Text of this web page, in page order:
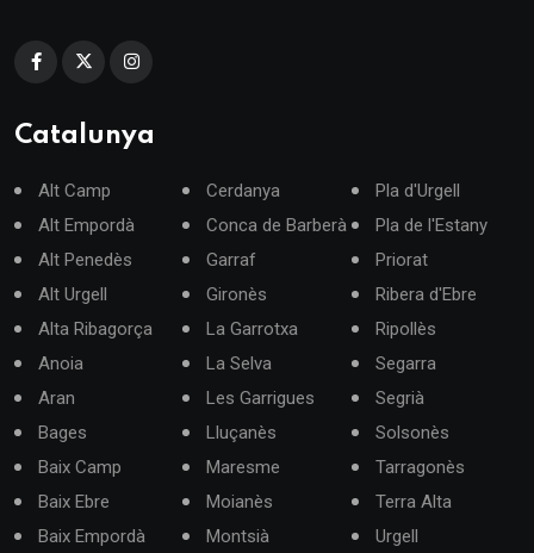
Catalunya
Alt Camp
Alt Empordà
Alt Penedès
Alt Urgell
Alta Ribagorça
Anoia
Aran
Bages
Baix Camp
Baix Ebre
Baix Empordà
Cerdanya
Conca de Barberà
Garraf
Gironès
La Garrotxa
La Selva
Les Garrigues
Lluçanès
Maresme
Moianès
Montsià
Pla d'Urgell
Pla de l'Estany
Priorat
Ribera d'Ebre
Ripollès
Segarra
Segrià
Solsonès
Tarragonès
Terra Alta
Urgell